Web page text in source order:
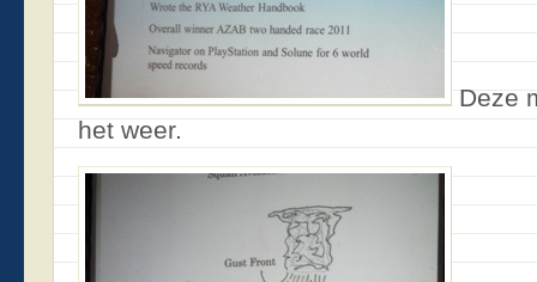
Deze
het weer.